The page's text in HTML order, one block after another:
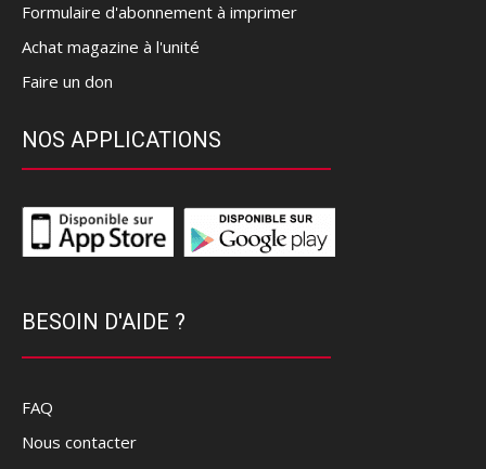
Formulaire d'abonnement à imprimer
Achat magazine à l'unité
Faire un don
NOS APPLICATIONS
BESOIN D'AIDE ?
FAQ
Nous contacter